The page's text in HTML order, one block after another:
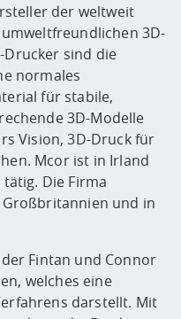
der weltweit
3D-
sind die
normales
für stabile,
3D-Modelle
Vision, 3D-Druck für
Mcor ist in Irland
Die Firma
und in
Fintan und Connor
welches eine
darstellt. Mit